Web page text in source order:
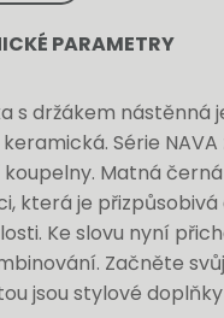
PARAMETRY
s držákem nástěnná
Série
Matná
která je
Ke slovu nyní
Začněte
jsou stylové doplňky